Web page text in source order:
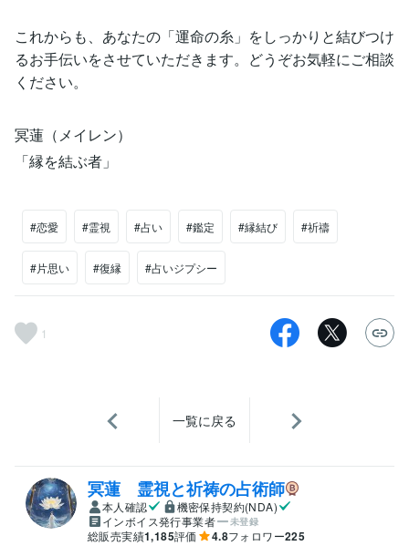
これからも、あなたの「運命の糸」をしっかりと結びつけ
るお手伝いをさせていただきます。どうぞお気軽にご相談
ください。
冥蓮（メイレン）
「縁を結ぶ者」
#恋愛 #霊視 #占い #鑑定 #縁結び #祈禱
#片思い #復縁 #占いジプシー
1
一覧に戻る
冥蓮 霊視と祈祷の占術師
本人確認
機密保持契約(NDA)
インボイス発行事業者
未登録
総販売実績1,185評価 4.8フォロワー225